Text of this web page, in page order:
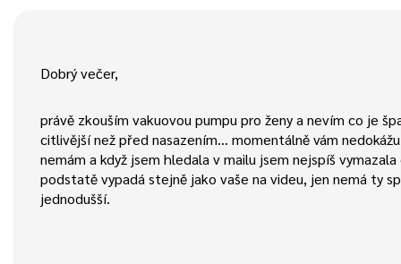
Dobrý večer,
právě zkouším vakuovou pumpu pro ženy a nevím co je
citlivější než před nasazením… momentálně vám
nemám a když jsem hledala v mailu jsem nejspíš
podstatě vypadá stejně jako vaše na videu, jen nemá ty
jednodušší.